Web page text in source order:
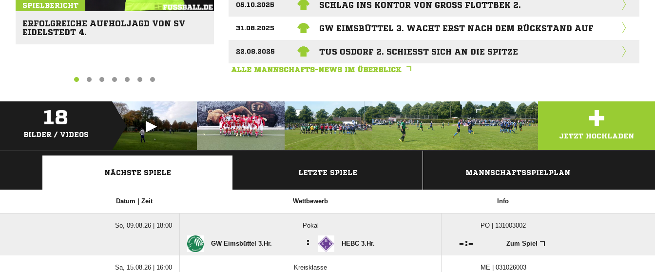
SPIELBERICHT
ERFOLGREICHE AUFHOLJAGD VON SV
EIDELSTEDT 4.
05.10.2025 SCHLAG INS KONTOR VON GROSS FLOTTBEK 2.
31.08.2025 GW EIMSBÜTTEL 3. WACHT ERST NACH DEM RÜCKSTAND AUF
22.08.2025 TUS OSDORF 2. SCHIESST SICH AN DIE SPITZE
ALLE MANNSCHAFTS-NEWS IM ÜBERBLICK
18
BILDER / VIDEOS +
JETZT HOCHLADEN
NÄCHSTE SPIELE LETZTE SPIELE MANNSCHAFTSSPIELPLAN
Datum | Zeit Wettbewerb Info
So, 09.08.26 | 18:00 Pokal PO | 131003002
GW Eimsbüttel 3.Hr. : HEBC 3.Hr. : Zum Spiel
Sa, 15.08.26 | 16:00 Kreisklasse ME | 031026003